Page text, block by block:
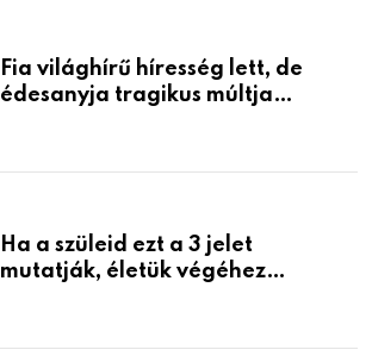
Fia világhírű híresség lett, de
édesanyja tragikus múltja
Ha a szüleid ezt a 3 jelet
mutatják, életük végéhez